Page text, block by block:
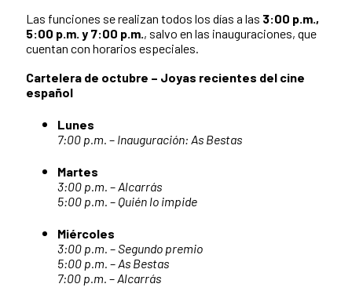
Las funciones se realizan todos los días a las 3:00 p.m.,
5:00 p.m. y 7:00 p.m., salvo en las inauguraciones, que
cuentan con horarios especiales.
Cartelera de octubre – Joyas recientes del cine
español
Lunes
7:00 p.m. – Inauguración: As Bestas
Martes
3:00 p.m. –Alcarrás
5:00 p.m. – Quién lo impide
Miércoles
3:00 p.m. –Segundo premio
5:00 p.m. –As Bestas
7:00 p.m. –Alcarrás